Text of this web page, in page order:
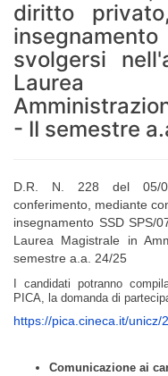
diritto
svolgersi
Laurea
- II semestre
D.R. N. 228 del 05/
conferimento, mediante
insegnamento SSD SPS/
Laurea Magistrale in
semestre a.a. 24/25
I candidati potranno
PICA, la domanda di
https://pica.cineca.it/unicz/
Comunicazione ai